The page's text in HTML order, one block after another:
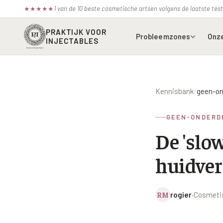
★ ★ ★ ★ ★ 1 van de 10 beste cosmetische artsen volgens de laatste
PRAKTIJK VOOR
INJECTABLES
Probleemzones
Wenkbrauwen
Kraaienpootjes
Hangende oogleden
Donkere kringen onder de
Kennisbank/geen-
GEEN-
De
RM rogier·